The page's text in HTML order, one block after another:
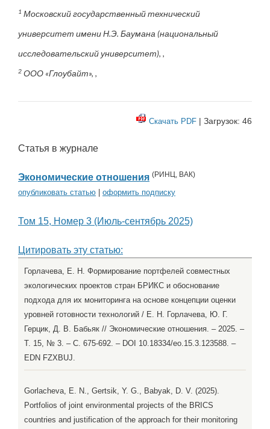
1 Московский государственный технический
университет имени Н.Э. Баумана (национальный
исследовательский университет), ,
2 ООО «Глоубайт», ,
Скачать PDF | Загрузок: 46
Статья в журнале
Экономические отношения (РИНЦ, ВАК)
опубликовать статью оформить подписку
Том 15, Номер 3 (Июль-сентябрь 2025)
Цитировать эту статью:
Горлачева, Е. Н. Формирование портфелей совместных
экологических проектов стран БРИКС и обоснование
подхода для их мониторинга на основе концепции оценки
уровней готовности технологий / Е. Н. Горлачева, Ю. Г.
Герцик, Д. В. Бабьяк // Экономические отношения. – 2025. –
Т. 15, № 3. – С. 675-692. – DOI 10.18334/eo.15.3.123588. –
EDN FZXBUJ.
Gorlacheva, E. N., Gertsik, Y. G., Babyak, D. V. (2025).
Portfolios of joint environmental projects of the BRICS
countries and justification of the approach for their monitoring